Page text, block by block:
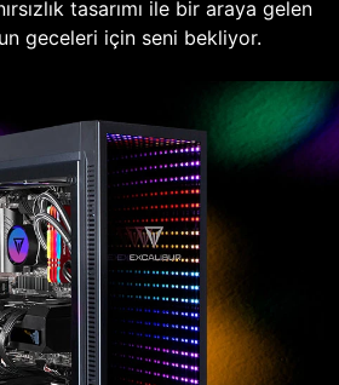
tasarımı ile bir araya gelen
geceleri için seni bekliyor.